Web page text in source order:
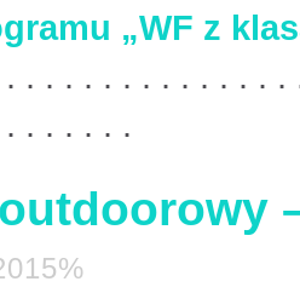
„WF z
. . . . . . . . . . . . .
. . . . . .